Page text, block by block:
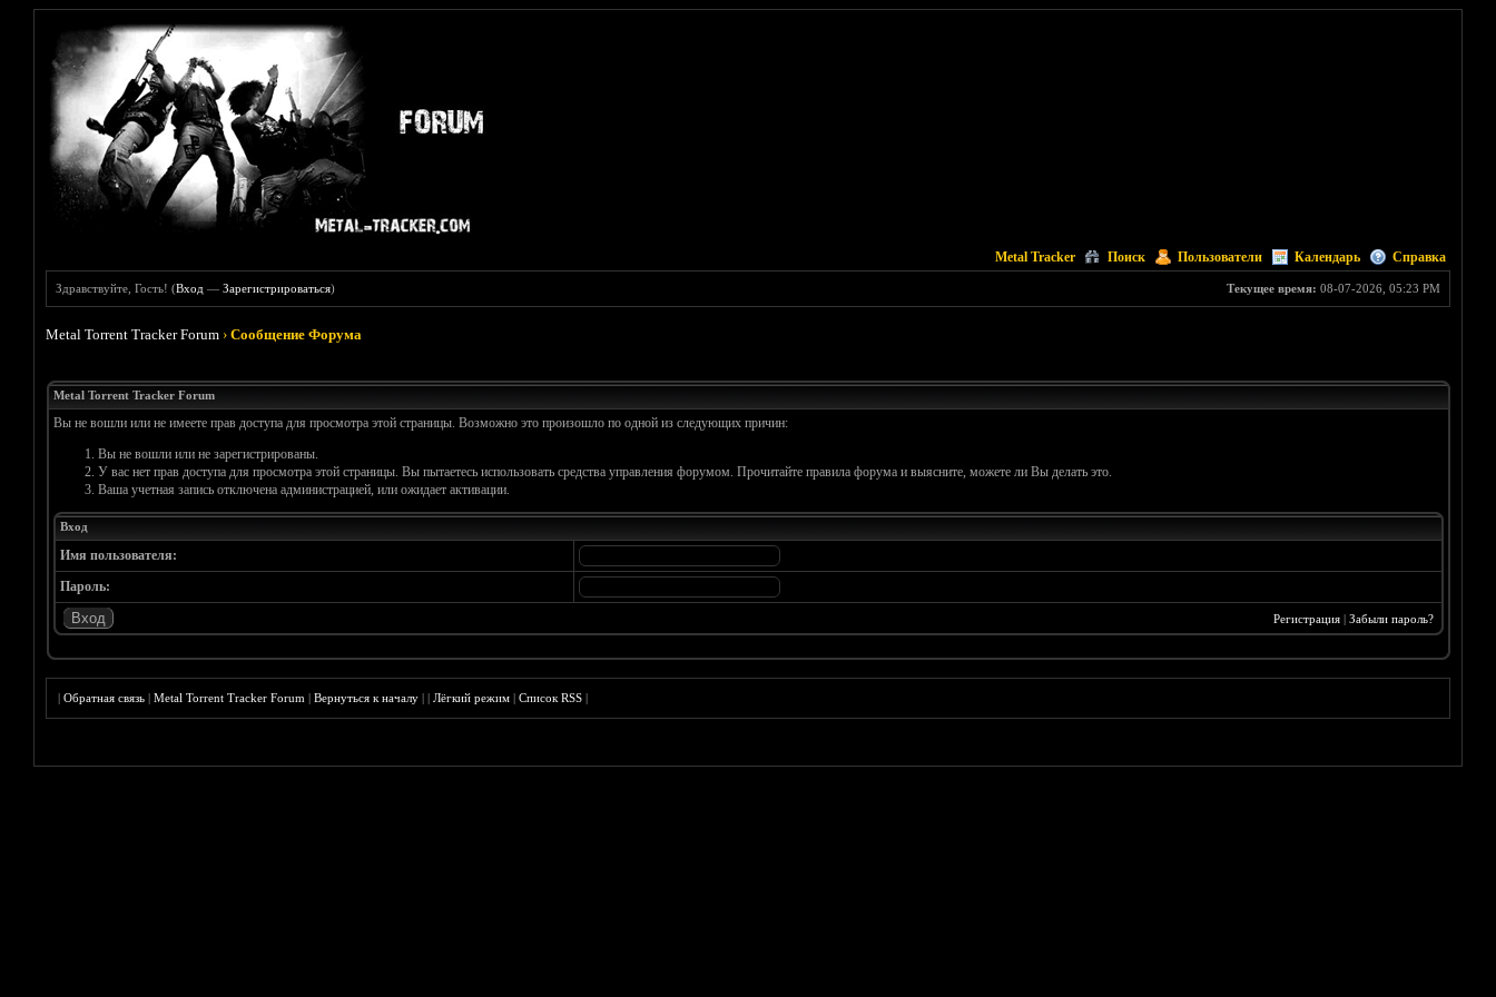
Metal Tracker Поиск Пользователи Календарь Справка
Текущее время: 08-07-2026, 05:23 PM
Здравствуйте, Гость! (Вход —Зарегистрироваться)
Metal Torrent Tracker Forum ›Сообщение Форума
Metal Torrent Tracker Forum
Вы не вошли или не имеете прав доступа для просмотра этой страницы. Возможно это произошло по одной из следующих причин:
Вы не вошли или не зарегистрированы.
У вас нет прав доступа для просмотра этой страницы. Вы пытаетесь использовать средства управления форумом. Прочитайте правила форума и выясните, можете ли Вы делать это.
Ваша учетная запись отключена администрацией, или ожидает активации.
Вход
Имя пользователя:
Пароль:
Регистрация| Забыли пароль?
|Обратная связь |Metal Torrent Tracker Forum |Вернуться к началу ||Лёгкий режим |Список RSS |